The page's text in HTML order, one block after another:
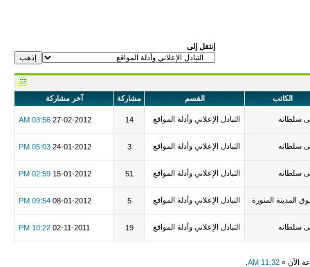
إنتقل إلى
الكاتب القسم مشاركة آخر مشاركة
سلطانه التبادل الإعلاني وأدلة المواقع 14
27-02-2012
03:56 AM
سلطانه التبادل الإعلاني وأدلة المواقع 3
24-01-2012
05:03 PM
سلطانه التبادل الإعلاني وأدلة المواقع 51
15-01-2012
02:59 PM
المدينة المنورة التبادل الإعلاني وأدلة المواقع 5
08-01-2012
09:54 PM
سلطانه التبادل الإعلاني وأدلة المواقع 19
02-11-2011
10:22 PM
الآن » 11:32 AM